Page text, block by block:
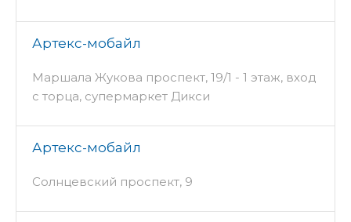
Артекс-мобайл
Маршала Жукова проспект, 19/1 - 1 этаж, вход
с торца, супермаркет Дикси
Артекс-мобайл
Солнцевский проспект, 9